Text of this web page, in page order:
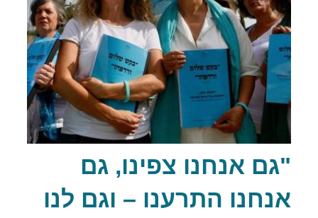
"גם אנחנו צפינו, גם
אנחנו התרענו – וגם לנו